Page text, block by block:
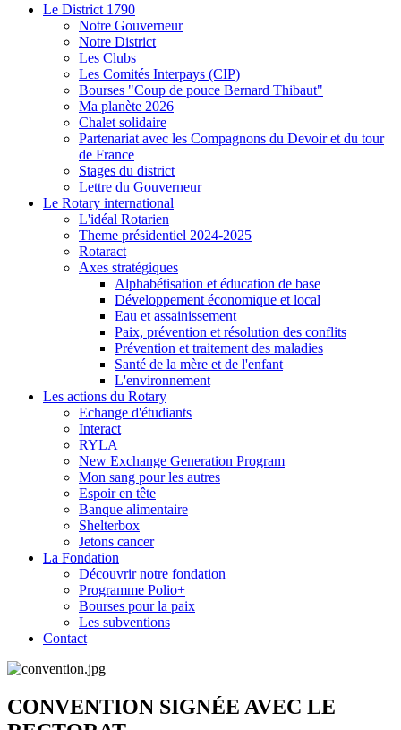
Le District 1790
Notre Gouverneur
Notre District
Les Clubs
Les Comités Interpays (CIP)
Bourses "Coup de pouce Bernard Thibaut"
Ma planète 2026
Chalet solidaire
Partenariat avec les Compagnons du Devoir et du tour
de France
Stages du district
Lettre du Gouverneur
Le Rotary international
L'idéal Rotarien
Theme présidentiel 2024-2025
Rotaract
Axes stratégiques
Alphabétisation et éducation de base
Développement économique et local
Eau et assainissement
Paix, prévention et résolution des conflits
Prévention et traitement des maladies
Santé de la mère et de l'enfant
L'environnement
Les actions du Rotary
Echange d'étudiants
Interact
RYLA
New Exchange Generation Program
Mon sang pour les autres
Espoir en tête
Banque alimentaire
Shelterbox
Jetons cancer
La Fondation
Découvrir notre fondation
Programme Polio+
Bourses pour la paix
Les subventions
Contact
CONVENTION SIGNÉE AVEC LE